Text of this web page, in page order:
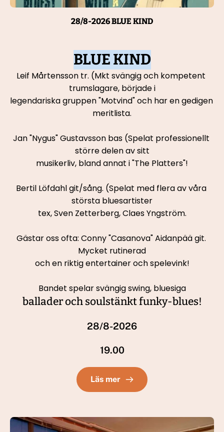
28/8-2026 BLUE KIND
BLUE KIND
Leif Mårtensson tr. (Mkt svängig och kompetent
trumslagare, började i
legendariska gruppen "Motvind" och har en gedigen
meritlista.
Jan "Nygus" Gustavsson bas (Spelat professionellt
större delen av sitt
musikerliv, bland annat i "The Platters"!
Bertil Löfdahl git/sång. (Spelat med flera av våra
största bluesartister
tex, Sven Zetterberg, Claes Yngström.
Gästar oss ofta: Conny "Casanova" Aidanpää git.
Mycket rutinerad
och en riktig entertainer och spelevink!
Bandet spelar svängig swing, bluesiga
ballader och soulstänkt funky-blues!
28/8-2026
19.00
Läs mer